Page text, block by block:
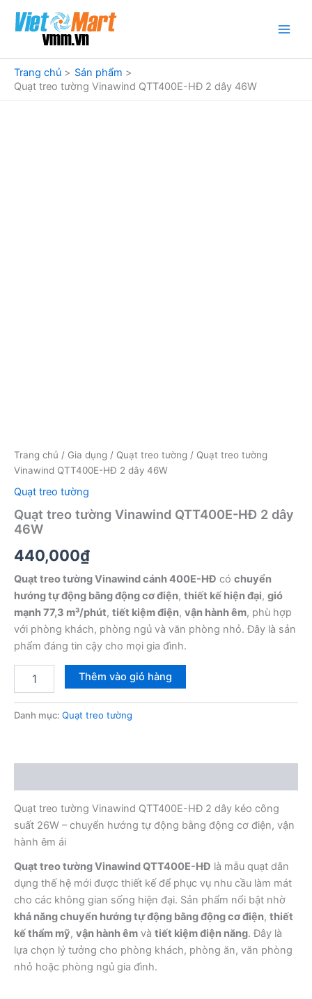
dung
Trang chủ
Sản phẩm
Quạt treo tường Vinawind QTT400E-HĐ 2 dây 46W
Trang chủ / Gia dụng / Quạt treo tường / Quạt treo tường
Vinawind QTT400E-HĐ 2 dây 46W
Quạt treo tường
Quạt treo tường Vinawind QTT400E-HĐ 2 dây
46W
440,000₫
Quạt treo tường Vinawind cánh 400E-HĐ có chuyển
hướng tự động bằng động cơ điện, thiết kế hiện đại, gió
mạnh 77,3 m³/phút, tiết kiệm điện, vận hành êm, phù hợp
với phòng khách, phòng ngủ và văn phòng nhỏ. Đây là sản
phẩm đáng tin cậy cho mọi gia đình.
Vinawind
lượng
Thêm vào giỏ hàng
Danh mục: Quạt treo tường
Quạt treo tường Vinawind QTT400E-HĐ 2 dây kéo công
suất 26W – chuyển hướng tự động bằng động cơ điện, vận
hành êm ái
Quạt treo tường Vinawind QTT400E-HĐ là mẫu quạt dân
dụng thế hệ mới được thiết kế để phục vụ nhu cầu làm mát
cho các không gian sống hiện đại. Sản phẩm nổi bật nhờ
khả năng chuyển hướng tự động bằng động cơ điện, thiết
kế thẩm mỹ, vận hành êm và tiết kiệm điện năng. Đây là
lựa chọn lý tưởng cho phòng khách, phòng ăn, văn phòng
nhỏ hoặc phòng ngủ gia đình.